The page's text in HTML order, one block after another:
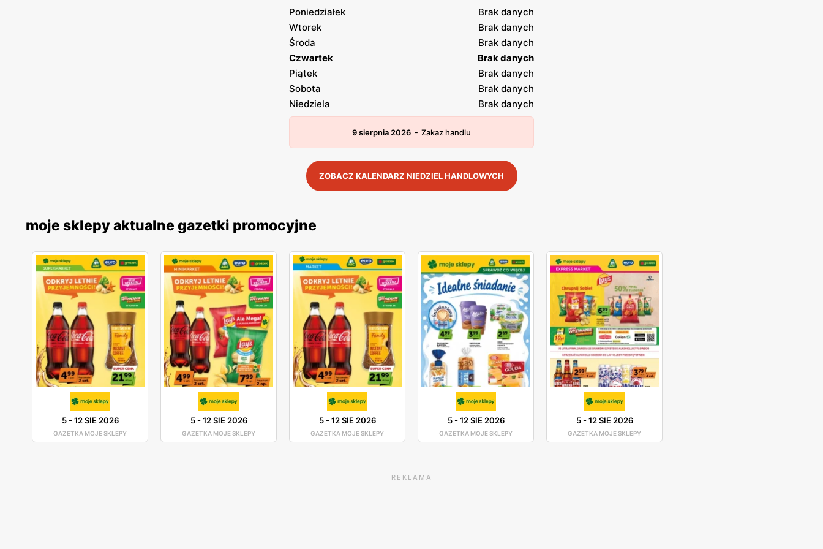
Poniedziałek
Brak danych
Wtorek
Brak danych
Środa
Brak danych
Czwartek
Brak danych
Piątek
Brak danych
Sobota
Brak danych
Niedziela
Brak danych
9 sierpnia 2026 - Zakaz handlu
ZOBACZ KALENDARZ NIEDZIEL HANDLOWYCH
moje sklepy aktualne gazetki promocyjne
5-12 SIE 2026
GAZETKA MOJE SKLEPY
5-12 SIE 2026
GAZETKA MOJE SKLEPY
5-12 SIE 2026
GAZETKA MOJE SKLEPY
5-12 SIE 2026
GAZETKA MOJE SKLEPY
5-12 SIE 2026
GAZETKA MOJE SKLEPY
REKLAMA